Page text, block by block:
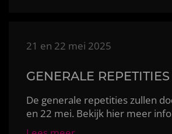
21 en 22 mei 2025
GENERALE
De generale repetities zullen
en 22 mei. Bekijk hier meer